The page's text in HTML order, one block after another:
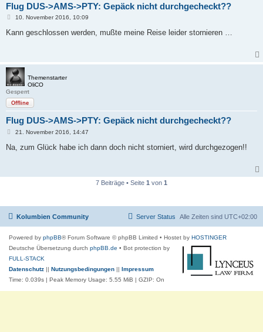
Flug DUS->AMS->PTY: Gepäck nicht durchgecheckt??
B
i
10. November 2016, 10:09
Kann geschlossen werden, mußte meine Reise leider stornieren …
Themenstarter
OliCO
Gesperrt
Offline
Flug DUS->AMS->PTY: Gepäck nicht durchgecheckt??
B
i
21. November 2016, 14:47
Na, zum Glück habe ich dann doch nicht storniert, wird durchgezogen!!
7 Beiträge • Seite 1 von 1
Kolumbien Community Alle Zeiten sind UTC+02:00
Server Status
Powered by phpBB® Forum Software © phpBB Limited • Hostet by HOSTINGER
Deutsche Übersetzung durch phpBB.de • Bot protection by
FULL-STACK
Datenschutz || Nutzungsbedingungen || Impressum
Time: 0.039s | Peak Memory Usage: 5.55 MiB | GZIP: On